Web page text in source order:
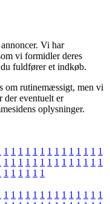
Vi har
vi formidler deres
fuldfører et indkøb.
om rutinemæssigt, men vi
der eventuelt er
oplysninger.
1 1 1 1 1 1 1 1 1 1 1 1 1 1
1 1 1 1 1 1 1 1 1 1 1 1 1 1
1 1 1 1 1 1
1 1 1 1 1 1 1 1 1 1 1 1 1 1